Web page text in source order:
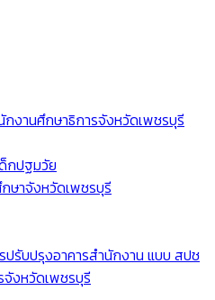
งานศึกษาธิการจังหวัดเพชรบุรี
กปฐมวัย
ษาจังหวัดเพชรบุรี
รับปรุงอาคารสำนักงาน แบบ สปช
งหวัดเพชรบุรี